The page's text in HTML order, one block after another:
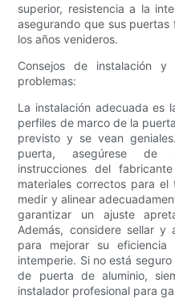
superior, resistencia a la
asegurando que sus
los años venideros.
Consejos de instalación
problemas:
La instalación adecuada es
perfiles de marco de la
previsto y se vean
puerta, asegúrese de
instrucciones del
materiales correctos para el
medir y alinear
garantizar un ajuste
Además, considere sellar
para mejorar su
intemperie. Si no está
de puerta de aluminio,
instalador profesional para